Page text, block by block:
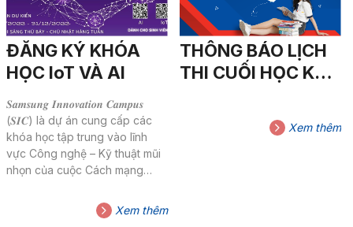
ĐĂNG KÝ KHÓA
HỌC IoT VÀ AI
𝑺𝒂𝒎𝒔𝒖𝒏𝒈 𝑰𝒏𝒏𝒐𝒗𝒂𝒕𝒊𝒐𝒏 𝑪𝒂𝒎𝒑𝒖𝒔
(𝑺𝑰𝑪) là dự án cung cấp các
khóa học tập trung vào lĩnh
vực Công nghệ – Kỹ thuật mũi
nhọn của cuộc Cách mạng
tuệ nhân tạo (Artificial
Intelligence – A.I), Vạn vật kết
Xem thêm
THÔNG BÁO LỊCH
THI CUỐI HỌC KỲ 1
BIỂU VÀ HỌC PHÍ
HỌC KỲ 2271-NĂM
Xem thêm